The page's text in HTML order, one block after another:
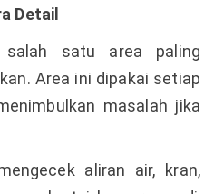
Detail
salah satu area paling
Area ini dipakai setiap
masalah jika
aliran air, kran,